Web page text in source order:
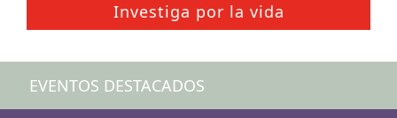
Investiga por la vida
EVENTOS DESTACADOS